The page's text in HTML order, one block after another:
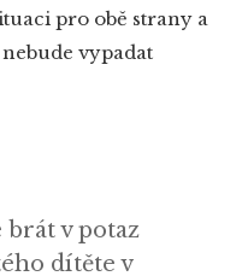
pro obě strany a
vypadat
brát v potaz
dítěte v